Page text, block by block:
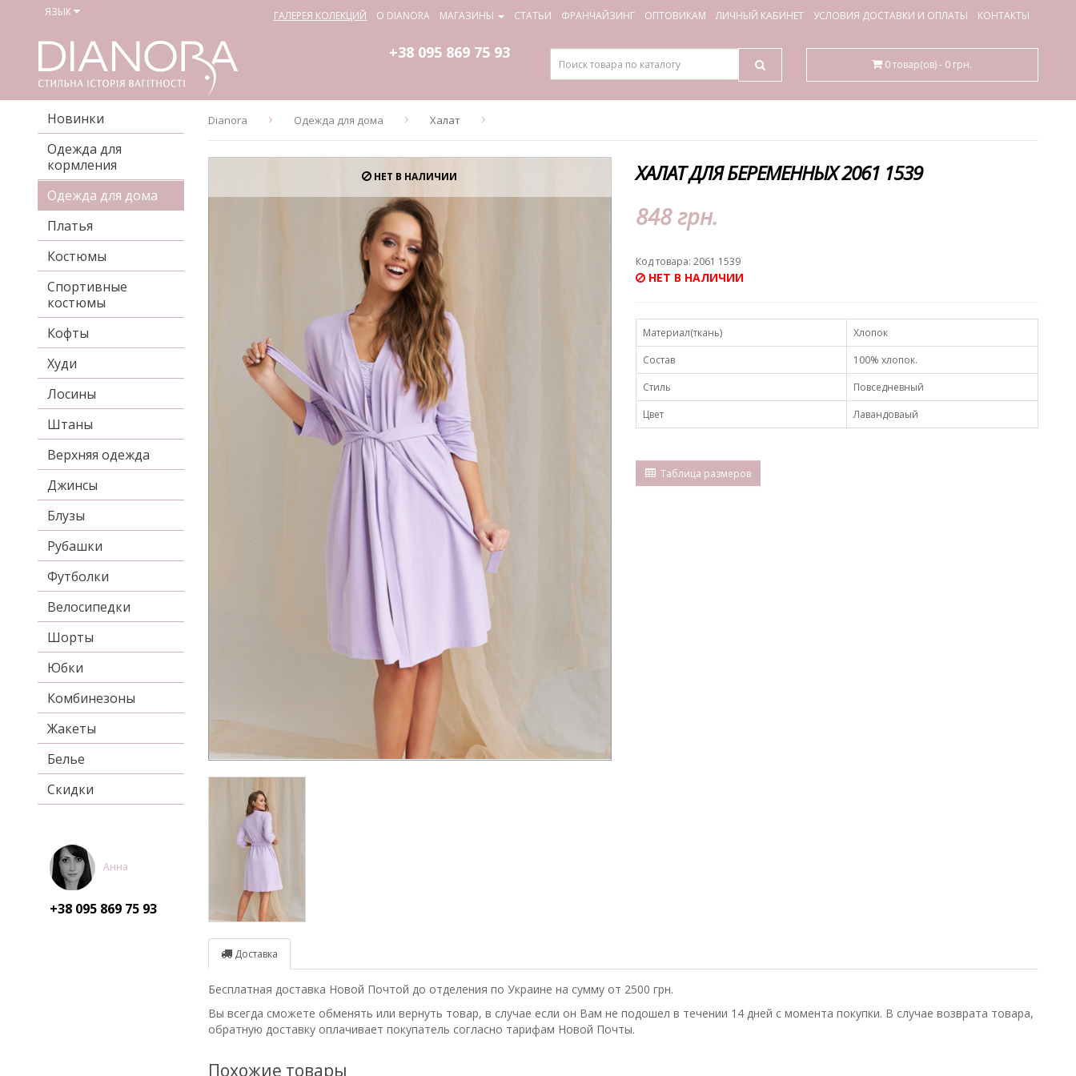
ЯЗЫК ГАЛЕРЕЯ КОЛЕКЦИЙ О DIANORA МАГАЗИНЫ СТАТЬИ ФРАНЧАЙЗИНГ ОПТОВИКАМ ЛИЧНЫЙ КАБИНЕТ УСЛОВИЯ ДОСТАВКИ И ОПЛАТЫ КОНТАКТЫ
+38 095 869 75 93
0 товар(ов) - 0 грн.
Новинки
Одежда для
кормления
Одежда для дома
Платья
Костюмы
Спортивные
костюмы
Кофты
Худи
Лосины
Штаны
Верхняя одежда
Джинсы
Блузы
Рубашки
Футболки
Велосипедки
Шорты
Юбки
Комбинезоны
Жакеты
Белье
Скидки
Анна
+38 095 869 75 93
Dianora Одежда для дома Халат
НЕТ В НАЛИЧИИ ХАЛАТ ДЛЯ БЕРЕМЕННЫХ 2061 1539
848 грн.
Код товара: 2061 1539
НЕТ В НАЛИЧИИ
Материал(ткань)
Хлопок
Состав
100% хлопок.
Стиль
Повседневный
Цвет
Лавандоваый
Таблица размеров
Доставка
Бесплатная доставка Новой Почтой до отделения по Украине на сумму от 2500 грн.
Вы всегда сможете обменять или вернуть товар, в случае если он Вам не подошел в течении 14 дней с момента покупки. В случае возврата товара,
обратную доставку оплачивает покупатель согласно тарифам Новой Почты.
Похожие товары